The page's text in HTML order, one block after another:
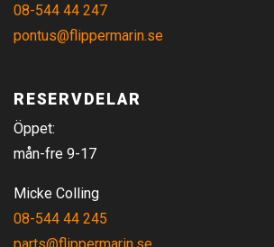
08-544 44 247
pontus@flippermarin.se
RESERVDELAR
Öppet:
mån-fre 9-17
Micke Colling
08-544 44 245